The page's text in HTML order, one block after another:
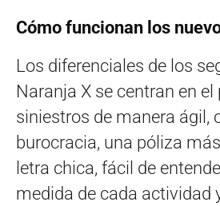
Cómo funcionan los
Los diferenciales de los
Naranja X se centran en el
siniestros de manera ágil,
burocracia, una póliza
letra chica, fácil de
medida de cada actividad